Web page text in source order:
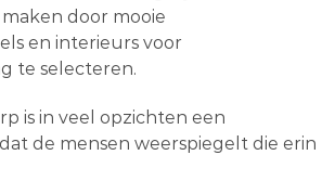
door mooie
en interieurs voor
te selecteren.
is in veel opzichten een
de mensen weerspiegelt die erin